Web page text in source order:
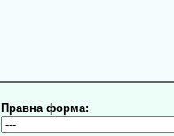
Правна форма: